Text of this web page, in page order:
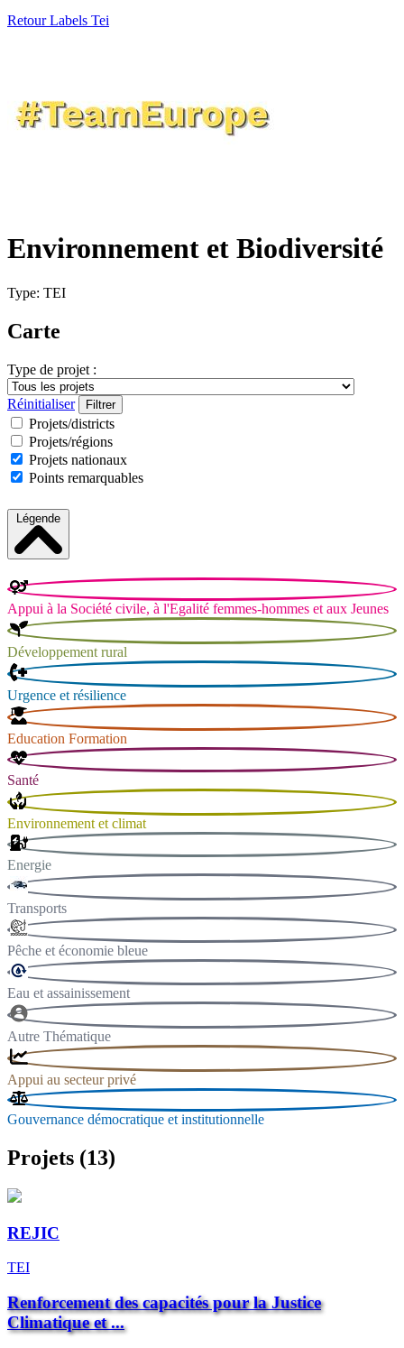
Retour Labels Tei
Environnement et Biodiversité
Type: TEI
Carte
Type de projet :
Réinitialiser
Projets/districts
Projets/régions
Projets nationaux
Points remarquables
Légende
Appui à la Société civile, à l'Egalité femmes-hommes et aux Jeunes
Développement rural
Urgence et résilience
Education Formation
Santé
Environnement et climat
Energie
Transports
Pêche et économie bleue
Eau et assainissement
Autre Thématique
Appui au secteur privé
Gouvernance démocratique et institutionnelle
Projets (13)
REJIC
TEI
Renforcement des capacités pour la Justice
Climatique et ...